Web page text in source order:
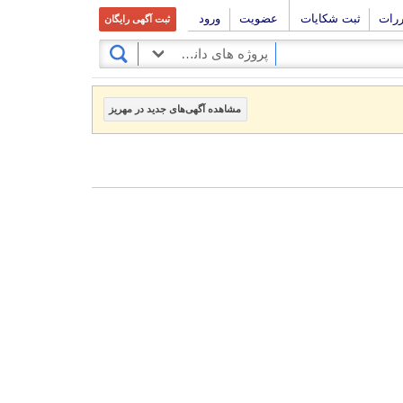
ثبت شکایات عضویت ورود ثبت آگهی رایگان
پروژه های دانشجویی
مشاهده آگهی‌های جدید در مهریز